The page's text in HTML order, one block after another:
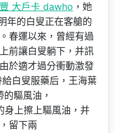
大戶卡 dawho ，她
年的白叟正在客艙的
春運以來，曾經有過
前讓白叟躺下，并訊
於適才過分衝動激發
給白叟服藥后，王海葉
的驅風油，
身上擦上驅風油，并
留下兩